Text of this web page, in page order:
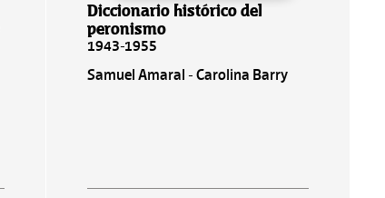
Diccionario histórico del
peronismo
1943-1955
Samuel Amaral - Carolina Barry